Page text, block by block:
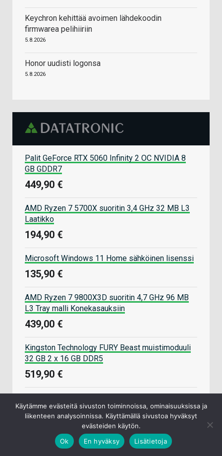
Keychron kehittää avoimen lähdekoodin
firmwarea pelihiiriin
5.8.2026
Honor uudisti logonsa
5.8.2026
Palit GeForce RTX 5060 Infinity 2 OC NVIDIA 8
GB GDDR7
449,90 €
AMD Ryzen 7 5700X suoritin 3,4 GHz 32 MB L3
Laatikko
194,90 €
Microsoft Windows 11 Home sähköinen lisenssi
135,90 €
AMD Ryzen 7 9800X3D suoritin 4,7 GHz 96 MB
L3 Tray malli Konekasauksiin
439,00 €
Kingston Technology FURY Beast muistimoduuli
32 GB 2 x 16 GB DDR5
519,90 €
Komponenteille myös kasauspalvelu
Käytämme evästeitä sivuston toiminnoissa, ominaisuuksissa ja
liikenteen analysoinnissa. Käyttämällä sivustoa hyväksyt
evästeiden käytön.
Ok
En hyväksy Lisätietoja